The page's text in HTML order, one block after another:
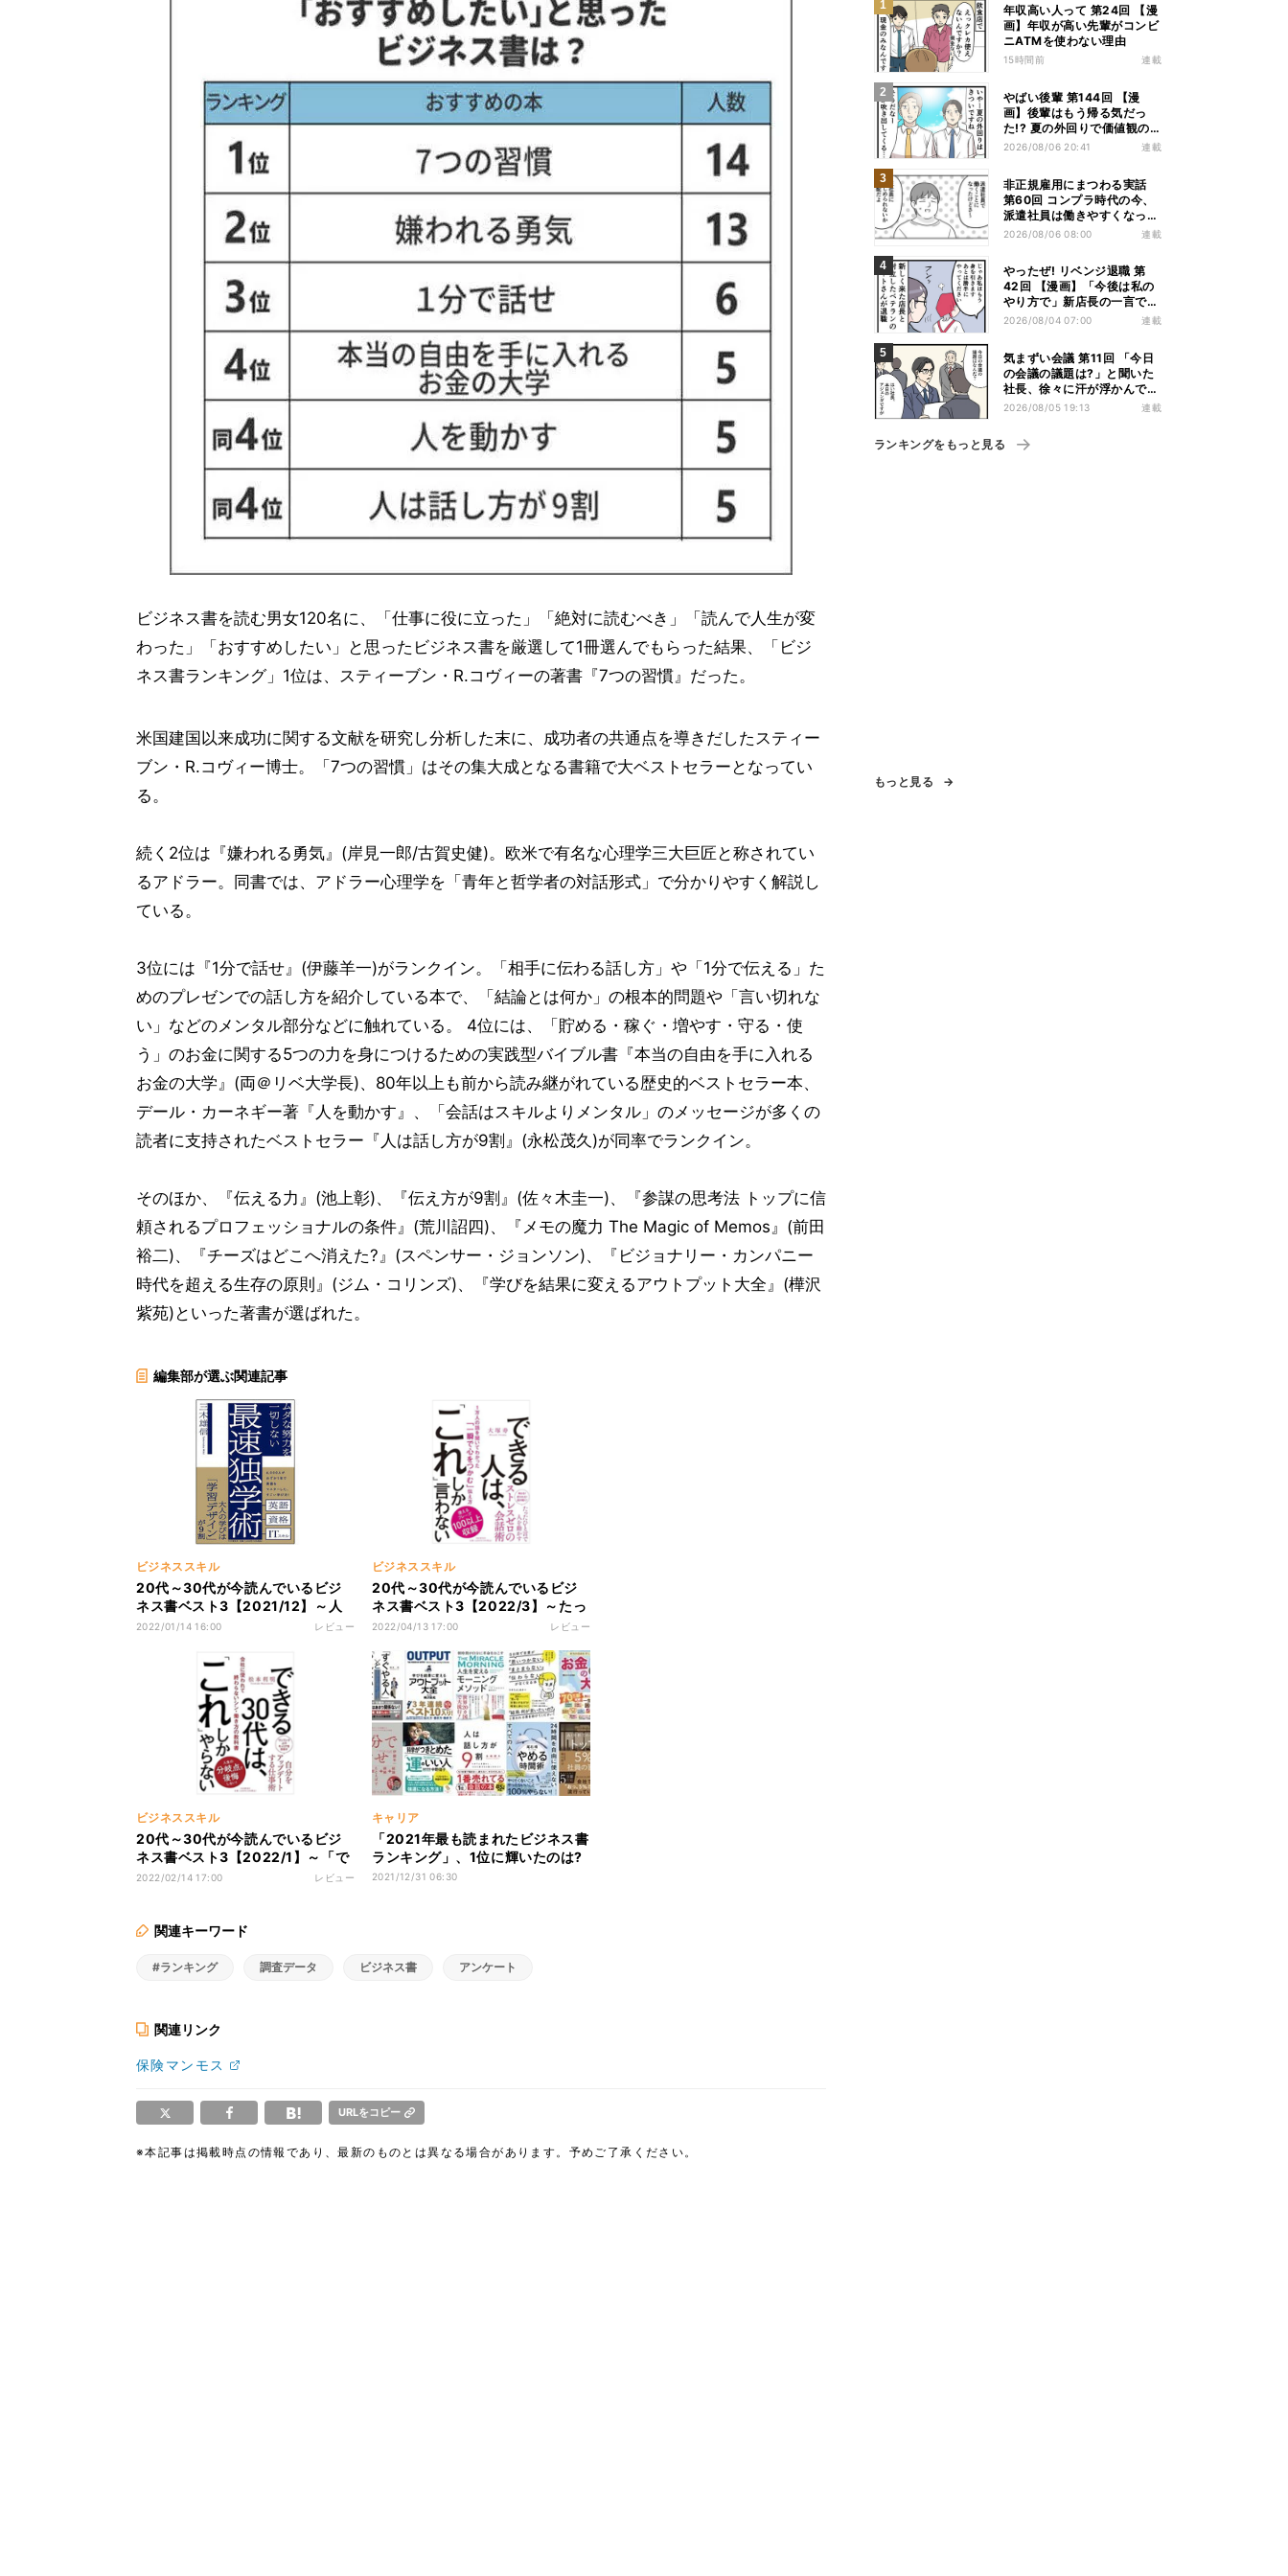
ビジネス書を読む男女120名に、「仕事に役に立った」「絶対に読むべき」「読んで人生が変
わった」「おすすめしたい」と思ったビジネス書を厳選して1冊選んでもらった結果、「ビジ
ネス書ランキング」1位は、スティーブン・R.コヴィーの著書『7つの習慣』だった。
米国建国以来成功に関する文献を研究し分析した末に、成功者の共通点を導きだしたスティー
ブン・R.コヴィー博士。「7つの習慣」はその集大成となる書籍で大ベストセラーとなってい
る。
続く2位は『嫌われる勇気』(岸見一郎/古賀史健)。欧米で有名な心理学三大巨匠と称されてい
るアドラー。同書では、アドラー心理学を「青年と哲学者の対話形式」で分かりやすく解説し
ている。
3位には『1分で話せ』(伊藤羊一)がランクイン。「相手に伝わる話し方」や「1分で伝える」た
めのプレゼンでの話し方を紹介している本で、「結論とは何か」の根本的問題や「言い切れな
い」などのメンタル部分などに触れている。 4位には、「貯める・稼ぐ・増やす・守る・使
う」のお金に関する5つの力を身につけるための実践型バイブル書『本当の自由を手に入れる
お金の大学』(両＠リベ大学長)、80年以上も前から読み継がれている歴史的ベストセラー本、
デール・カーネギー著『人を動かす』、「会話はスキルよりメンタル」のメッセージが多くの
読者に支持されたベストセラー『人は話し方が9割』(永松茂久)が同率でランクイン。
そのほか、『伝える力』(池上彰)、『伝え方が9割』(佐々木圭一)、『参謀の思考法 トップに信
頼されるプロフェッショナルの条件』(荒川詔四)、『メモの魔力 The Magic of Memos』(前田
裕二)、『チーズはどこへ消えた?』(スペンサー・ジョンソン)、『ビジョナリー・カンパニー
時代を超える生存の原則』(ジム・コリンズ)、『学びを結果に変えるアウトプット大全』(樺沢
紫苑)といった著書が選ばれた。
編集部が選ぶ関連記事
ビジネススキル
20代～30代が今読んでいるビジ
ネス書ベスト3【2021/12】～人
生100年時代、キャリアアップの
2022/01/14 16:00 レビュー
ビジネススキル
20代～30代が今読んでいるビジ
ネス書ベスト3【2022/3】～たっ
た一言で相手が動く!「できる人」
2022/04/13 17:00 レビュー
ビジネススキル
20代～30代が今読んでいるビジ
ネス書ベスト3【2022/1】～「で
きる30代」がやっている、たった
2022/02/14 17:00 レビュー
キャリア
「2021年最も読まれたビジネス書
ランキング」、1位に輝いたのは?
2021/12/31 06:30
関連キーワード
#ランキング 調査データ ビジネス書 アンケート
関連リンク
保険マンモス
URLをコピー
※本記事は掲載時点の情報であり、最新のものとは異なる場合があります。予めご了承ください。
年収高い人って 第24回 【漫
画】年収が高い先輩がコンビ
ニATMを使わない理由
15時間前 連載
やばい後輩 第144回 【漫
画】後輩はもう帰る気だっ
た!? 夏の外回りで価値観の
違いを実感
2026/08/06 20:41 連載
非正規雇用にまつわる実話
第60回 コンプラ時代の今、
派遣社員は働きやすくなっ
た?
2026/08/06 08:00 連載
やったぜ! リベンジ退職 第
42回 【漫画】「今後は私の
やり方で」新店長の一言でベ
テラン退職→崩壊した現場
2026/08/04 07:00 連載
気まずい会議 第11回 「今日
の会議の議題は?」と聞いた
社長、徐々に汗が浮かんでき
た
2026/08/05 19:13 連載
ランキングをもっと見る
もっと見る